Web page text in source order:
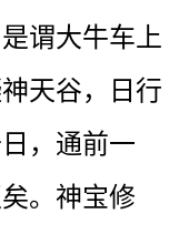
谓大牛车上
天谷，日行
，通前一
。神宝修